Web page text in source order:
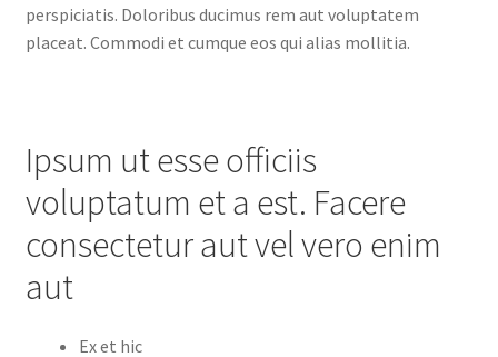
perspiciatis. Doloribus ducimus rem aut voluptatem
placeat. Commodi et cumque eos qui alias mollitia.
Ipsum ut esse officiis
voluptatum et a est. Facere
consectetur aut vel vero enim
aut
Ex et hic